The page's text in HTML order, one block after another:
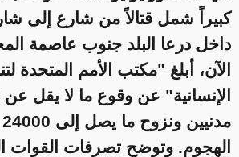
كبيراً شمل قتالاً من شارع إلى
داخل درعا البلد جنوب عاصمة
الآن، أبلغ "مكتب الأمم المتحدة
الإنسانية" عن وقوع ما لا يقل عن
الهجوم. وتوضح تصرفات القوات